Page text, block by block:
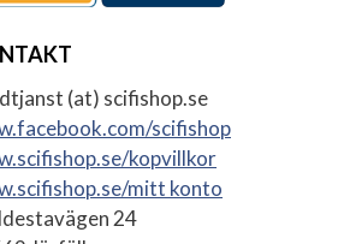
(at) scifishop.se
scifishop
kopvillkor
mitt konto
24